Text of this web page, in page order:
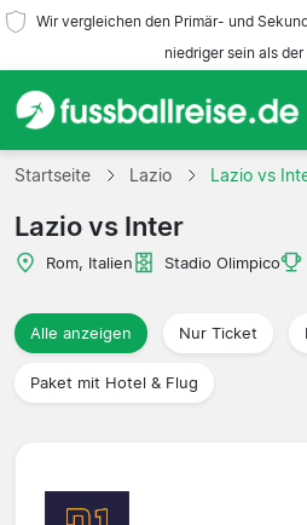
Wir vergleichen den Primär- und
niedriger sein als
Startseite
Mannschaften
Reisebüros
Startseite Lazio Lazio vs
Lazio vs Inter
Rom, Italien Stadio Olimpico
Alle anzeigen Nur Ticket
Paket mit Hotel & Flug